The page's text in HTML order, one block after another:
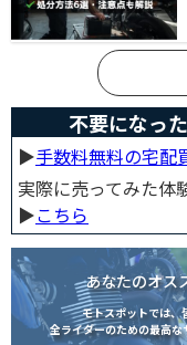
不要になっ
▶︎手数料無料の宅配
実際に売ってみた体
▶︎こちら
あなたのオス
モトスポットでは、
全ライダーのための最高な